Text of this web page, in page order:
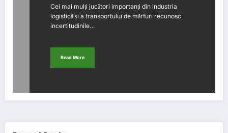
Cei mai mulți jucători importanți din industria
logistică și a transportului de mărfuri recunosc
incertitudinile…
Read More